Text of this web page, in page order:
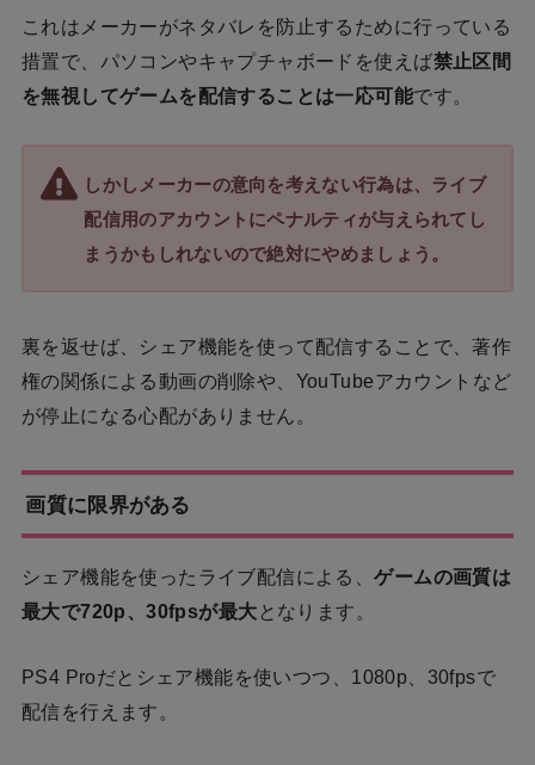
これはメーカーがネタバレを防止するために行っている
措置で、パソコンやキャプチャボードを使えば禁止区間
を無視してゲームを配信することは一応可能です。
しかしメーカーの意向を考えない行為は、ライブ
配信用のアカウントにペナルティが与えられてし
まうかもしれないので絶対にやめましょう。
裏を返せば、シェア機能を使って配信することで、著作
権の関係による動画の削除や、YouTubeアカウントなど
が停止になる心配がありません。
画質に限界がある
シェア機能を使ったライブ配信による、ゲームの画質は
最大で720p、30fpsが最大 となります。
PS4 Proだとシェア機能を使いつつ、1080p、30fpsで
配信を行えます。